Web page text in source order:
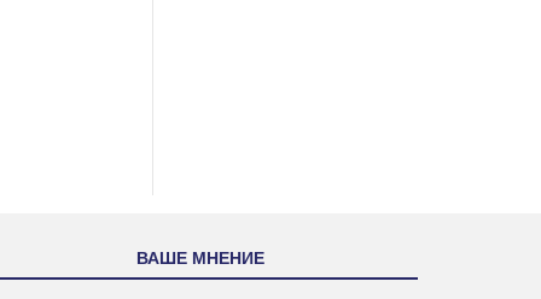
ВАШЕ МНЕНИЕ